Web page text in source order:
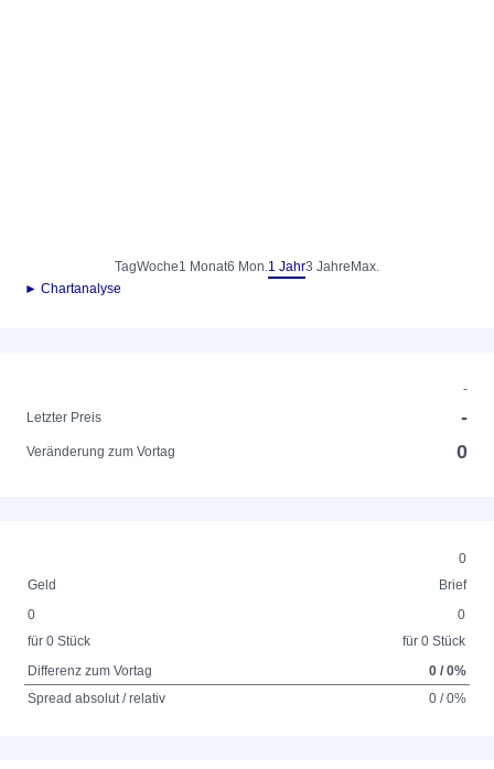
TagWoche1 Monat6 Mon.1 Jahr3 Jahre Max.
► Chartanalyse
-
Letzter Preis
-
Veränderung zum Vortag 0
0
Geld
Brief
0
für 0 Stück
0
für 0 Stück
Differenz zum Vortag
0 / 0%
Spread absolut / relativ
0 / 0%